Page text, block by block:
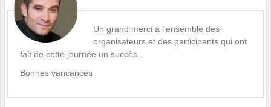
Un grand merci à l'ensemble des
organisateurs et des participants qui ont
fait de cette journée un succès...
Bonnes vancances